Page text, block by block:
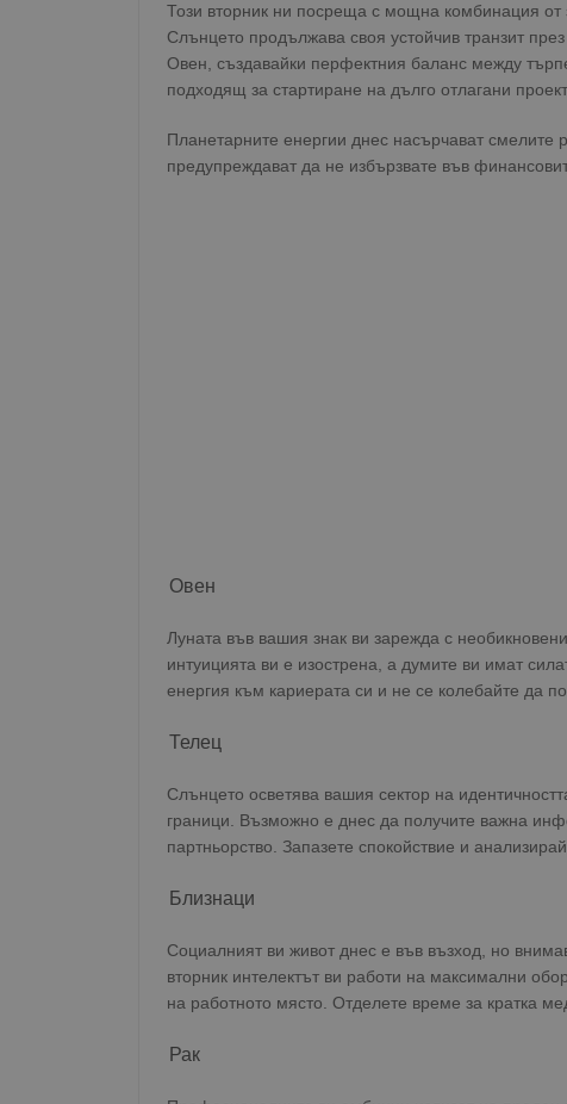
Този вторник ни посреща с мощна комбинация от
Слънцето продължава своя устойчив транзит
Овен, създавайки перфектния баланс между
подходящ за стартиране на дълго отлагани
Планетарните енергии днес насърчават
предупреждават да не избързвате във
Овен
Луната във вашия знак ви зарежда с
интуицията ви е изострена, а думите ви имат
енергия към кариерата си и не се колебайте да
Телец
Слънцето осветява вашия сектор на
граници. Възможно е днес да получите важна
партньорство. Запазете спокойствие и
Близнаци
Социалният ви живот днес е във възход, но
вторник интелектът ви работи на максимални
на работното място. Отделете време за кратка
Рак